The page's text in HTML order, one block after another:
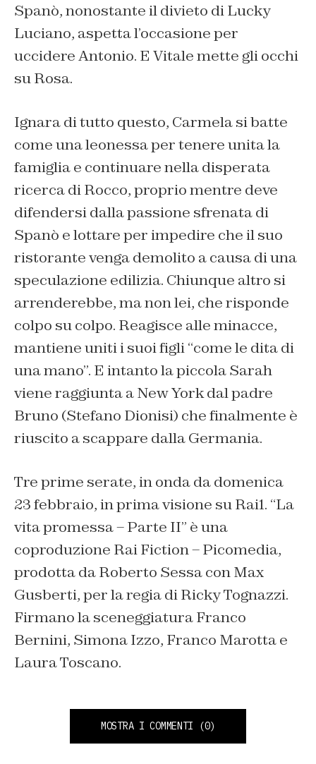
Spanò, nonostante il divieto di Lucky
Luciano, aspetta l’occasione per
uccidere Antonio. E Vitale mette gli occhi
su Rosa.
Ignara di tutto questo, Carmela si batte
come una leonessa per tenere unita la
famiglia e continuare nella disperata
ricerca di Rocco, proprio mentre deve
difendersi dalla passione sfrenata di
Spanò e lottare per impedire che il suo
ristorante venga demolito a causa di una
speculazione edilizia. Chiunque altro si
arrenderebbe, ma non lei, che risponde
colpo su colpo. Reagisce alle minacce,
mantiene uniti i suoi figli “come le dita di
una mano”. E intanto la piccola Sarah
viene raggiunta a New York dal padre
Bruno (Stefano Dionisi) che finalmente è
riuscito a scappare dalla Germania.
Tre prime serate, in onda da domenica
23 febbraio, in prima visione su Rai1. “La
vita promessa – Parte II” è una
coproduzione Rai Fiction – Picomedia,
prodotta da Roberto Sessa con Max
Gusberti, per la regia di Ricky Tognazzi.
Firmano la sceneggiatura Franco
Bernini, Simona Izzo, Franco Marotta e
Laura Toscano.
MOSTRA I COMMENTI (0)